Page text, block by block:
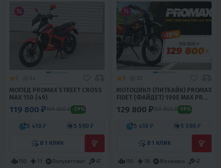
МОПЕД PROMAX STREET CROSS
MAX 150 (49)
119 800 ₽169 800 ₽ -29%
5 410 ₽ 5 590 ₽
В 1 КЛИК
150 11 Полуавтомат
4T
МОТОЦИКЛ (ПИТБАЙК) PROMAX
FIDET (ФАЙДЕТ) 190E MAX PRO
129 800 ₽159 800 ₽ -19%
5 410 ₽ 5 590 ₽
В 1 КЛИК
150 18 Механика
4T